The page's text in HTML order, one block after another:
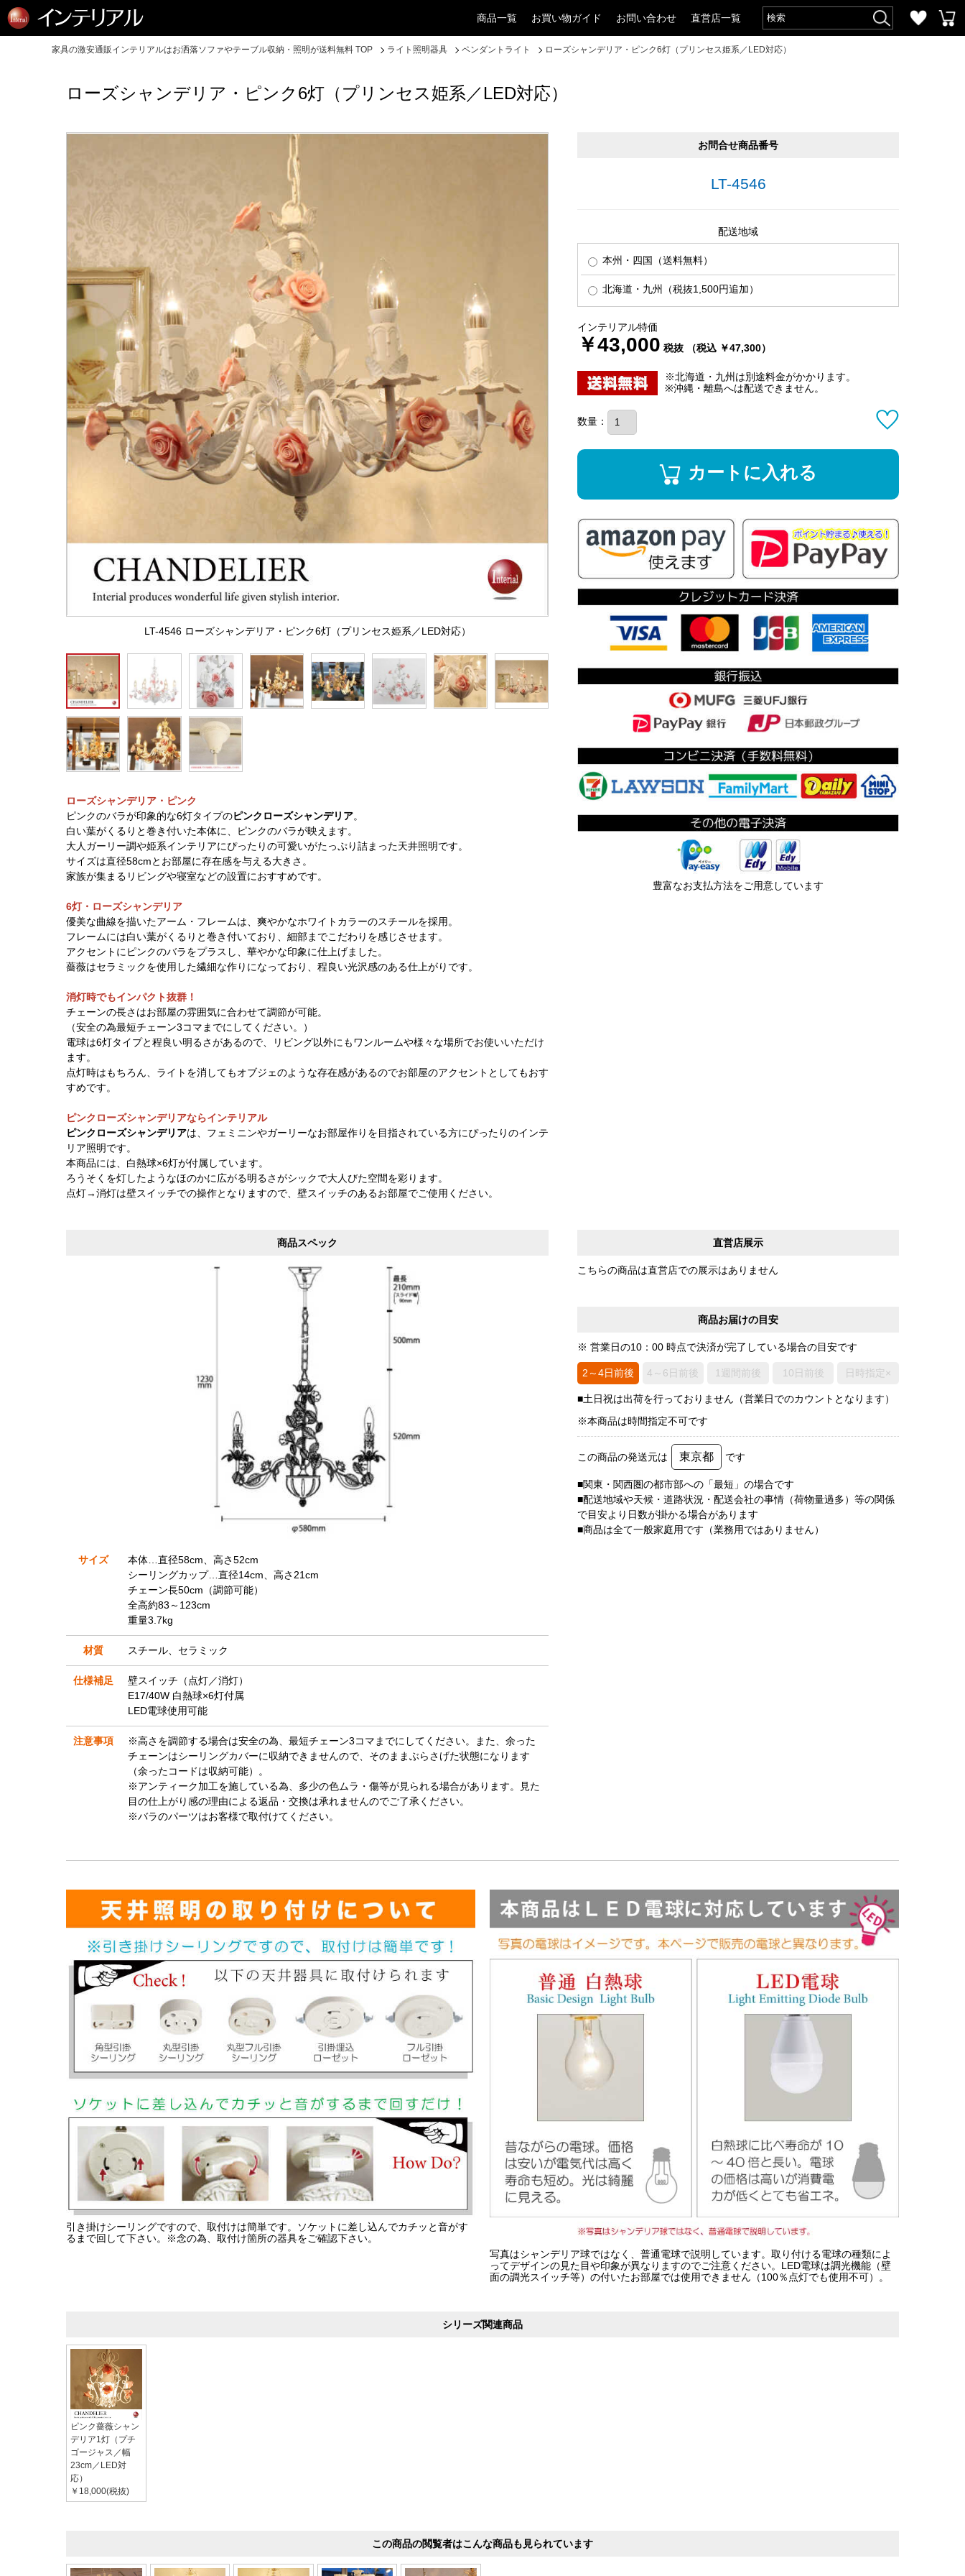
商品一覧 お買い物ガイド お問い合わせ 直営店一覧
家具の激安通販インテリアルはお洒落ソファやテーブル収納・照明が送料無料 TOP ライト照明器具 ペンダントライト ローズシャンデリア・ピンク6灯（プリンセス姫系／LED対応）
ローズシャンデリア・ピンク6灯（プリンセス姫系／LED対応）
LT-4546 ローズシャンデリア・ピンク6灯（プリンセス姫系／LED対応）
ローズシャンデリア・ピンク
ピンクのバラが印象的な6灯タイプのピンクローズシャンデリア。
白い葉がくるりと巻き付いた本体に、ピンクのバラが映えます。
大人ガーリー調や姫系インテリアにぴったりの可愛いがたっぷり詰まった天井照明です。
サイズは直径58cmとお部屋に存在感を与える大きさ。
家族が集まるリビングや寝室などの設置におすすめです。
6灯・ローズシャンデリア
優美な曲線を描いたアーム・フレームは、爽やかなホワイトカラーのスチールを採用。
フレームには白い葉がくるりと巻き付いており、細部までこだわりを感じさせます。
アクセントにピンクのバラをプラスし、華やかな印象に仕上げました。
薔薇はセラミックを使用した繊細な作りになっており、程良い光沢感のある仕上がりです。
消灯時でもインパクト抜群！
チェーンの長さはお部屋の雰囲気に合わせて調節が可能。
（安全の為最短チェーン3コマまでにしてください。）
電球は6灯タイプと程良い明るさがあるので、リビング以外にもワンルームや様々な場所でお使いいただけ
ます。
点灯時はもちろん、ライトを消してもオブジェのような存在感があるのでお部屋のアクセントとしてもおす
すめです。
ピンクローズシャンデリアならインテリアル
ピンクローズシャンデリアは、フェミニンやガーリーなお部屋作りを目指されている方にぴったりのインテ
リア照明です。
本商品には、白熱球×6灯が付属しています。
ろうそくを灯したようなほのかに広がる明るさがシックで大人びた空間を彩ります。
点灯→消灯は壁スイッチでの操作となりますので、壁スイッチのあるお部屋でご使用ください。
お問合せ商品番号
LT-4546
配送地域
本州・四国（送料無料）
北海道・九州（税抜1,500円追加）
インテリアル特価
￥43,000 税抜 （税込 ￥47,300）
※北海道・九州は別途料金がかかります。
※沖縄・離島へは配送できません。
数量：
カートに入れる
豊富なお支払方法をご用意しています
直営店展示
こちらの商品は直営店での展示はありません
商品お届けの目安
※ 営業日の10：00 時点で決済が完了している場合の目安です
2～4日前後 4～6日前後 1週間前後 10日前後 日時指定×
■土日祝は出荷を行っておりません（営業日でのカウントとなります）
※本商品は時間指定不可です
この商品の発送元は 東京都 です
■関東・関西圏の都市部への「最短」の場合です
■配送地域や天候・道路状況・配送会社の事情（荷物量過多）等の関係
で目安より日数が掛かる場合があります
■商品は全て一般家庭用です（業務用ではありません）
商品スペック
サイズ
本体…直径58cm、高さ52cm
シーリングカップ…直径14cm、高さ21cm
チェーン長50cm（調節可能）
全高約83～123cm
重量3.7kg
材質 スチール、セラミック
仕様補足
壁スイッチ（点灯／消灯）
E17/40W 白熱球×6灯付属
LED電球使用可能
注意事項
※高さを調節する場合は安全の為、最短チェーン3コマまでにしてください。また、余った
チェーンはシーリングカバーに収納できませんので、そのままぶらさげた状態になります
（余ったコードは収納可能）。
※アンティーク加工を施している為、多少の色ムラ・傷等が見られる場合があります。見た
目の仕上がり感の理由による返品・交換は承れませんのでご了承ください。
※バラのパーツはお客様で取付けてください。
引き掛けシーリングですので、取付けは簡単です。ソケットに差し込んでカチッと音がす
るまで回して下さい。※念の為、取付け箇所の器具をご確認下さい。
写真はシャンデリア球ではなく、普通電球で説明しています。取り付ける電球の種類によ
ってデザインの見た目や印象が異なりますのでご注意ください。LED電球は調光機能（壁
面の調光スイッチ等）の付いたお部屋では使用できません（100％点灯でも使用不可）。
シリーズ関連商品
ピンク薔薇シャン
デリア1灯（プチ
ゴージャス／幅
23cm／LED対
応）
￥18,000(税抜)
この商品の閲覧者はこんな商品も見られています